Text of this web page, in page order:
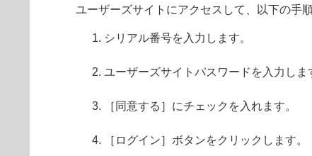
ユーザーズサイトにアクセスして、以下の手
シリアル番号を入力します。
ユーザーズサイトパスワードを入力しま
［同意する］にチェックを入れます。
［ログイン］ボタンをクリックします。